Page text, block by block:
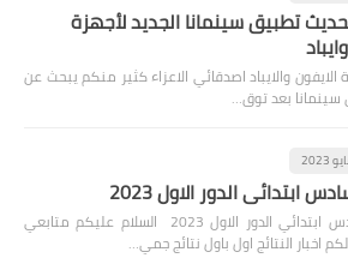
تطبيق سينمانا الجديد لأجهزة
والايباد اصدقائي الاعزاء كثير منكم يبحث عن
سينمانا بعد توق…
ابتدائي الدور الاول 2023
نتائج السادس ابتدائي الدور الاول 2023 السلام عليكم متابعي
النتائج اول باول نتائج جمي…